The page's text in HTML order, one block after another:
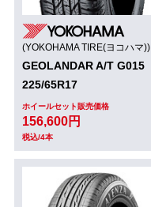
(YOKOHAMA TIRE(ヨコハマ))
GEOLANDAR A/T G015
225/65R17
ホイールセット販売価格
156,600円
税込/4本